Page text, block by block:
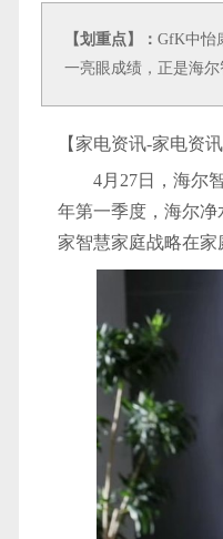
【划重点】： GfK中怡
一亮眼成绩，正是海
【家电资讯-家电资
4月27日，海尔
年第一季度，海尔净
家智慧家庭战略在家